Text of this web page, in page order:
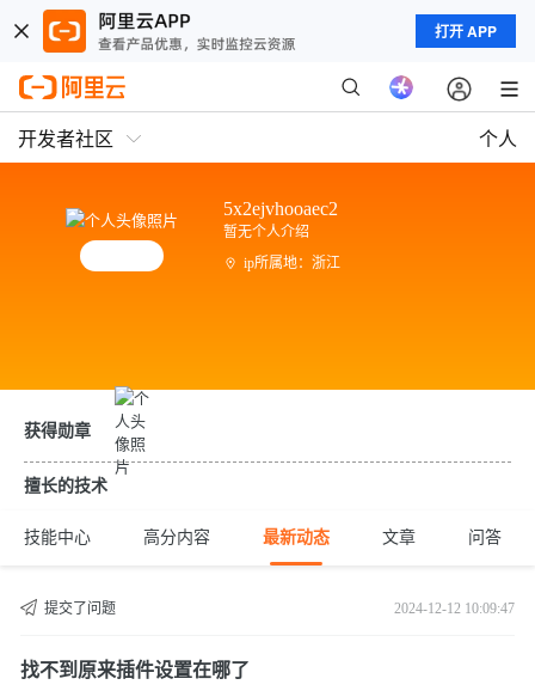
打开 APP
开发者社区 个人
5x2ejvhooaec2
暂无个人介绍
ip所属地：浙江
获得勋章
擅长的技术
技能中心 高分内容 最新动态 文章 问答
提交了问题 2024-12-12 10:09:47
找不到原来插件设置在哪了